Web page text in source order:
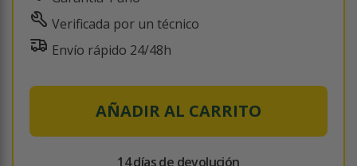
Verificada por un técnico
Envío rápido 24/48h
AÑADIR AL CARRITO
14 días de devolución